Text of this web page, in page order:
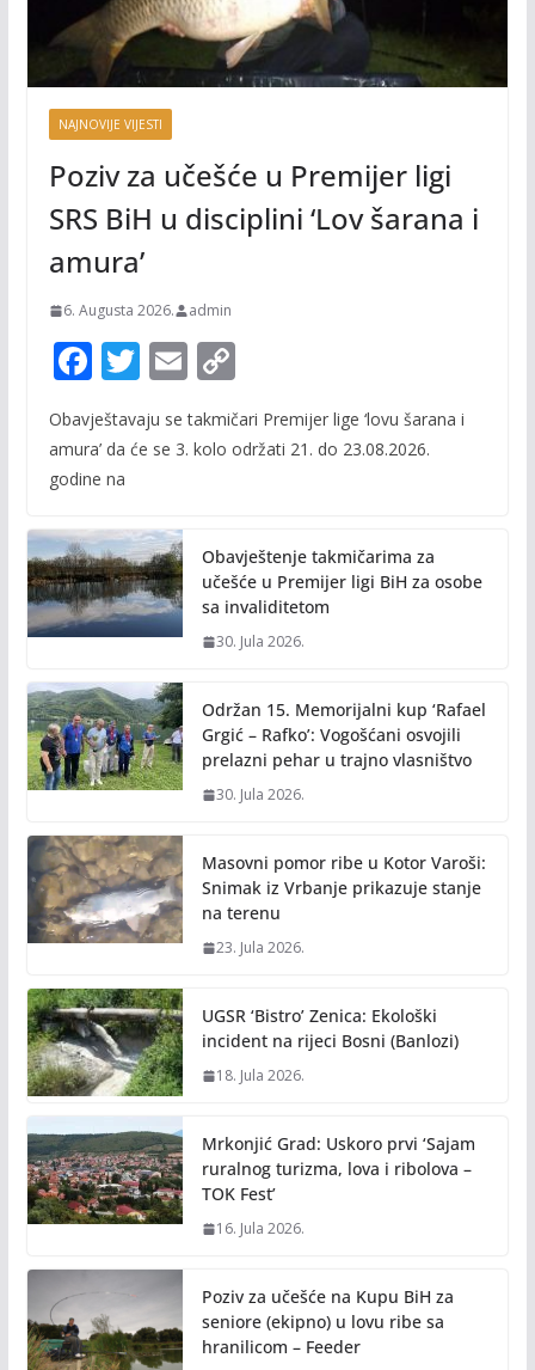
NAJNOVIJE VIJESTI
Poziv za učešće u Premijer ligi
SRS BiH u disciplini ‘Lov šarana i
amura’
6. Augusta 2026. admin
F
ac
e
b
o
k
T
itt
E
m
ai
C
o
p
n
k
Obavještavaju se takmičari Premijer lige ‘lovu šarana i
amura’ da će se 3. kolo održati 21. do 23.08.2026.
godine na
Obavještenje takmičarima za
učešće u Premijer ligi BiH za osobe
sa invaliditetom
30. Jula 2026.
Održan 15. Memorijalni kup ‘Rafael
Grgić – Rafko’: Vogošćani osvojili
prelazni pehar u trajno vlasništvo
30. Jula 2026.
Masovni pomor ribe u Kotor Varoši:
Snimak iz Vrbanje prikazuje stanje
na terenu
23. Jula 2026.
UGSR ‘Bistro’ Zenica: Ekološki
incident na rijeci Bosni (Banlozi)
18. Jula 2026.
Mrkonjić Grad: Uskoro prvi ‘Sajam
ruralnog turizma, lova i ribolova –
TOK Fest’
16. Jula 2026.
Poziv za učešće na Kupu BiH za
seniore (ekipno) u lovu ribe sa
hranilicom – Feeder